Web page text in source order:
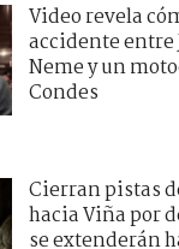
Video revela
accidente entre
Neme y un
Condes
Cierran pistas
hacia Viña por
se extenderán